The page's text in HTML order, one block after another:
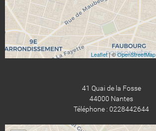
Leaflet| ©OpenStreetMap
41 Quai de la Fosse
44000 Nantes
Téléphone : 0228442644